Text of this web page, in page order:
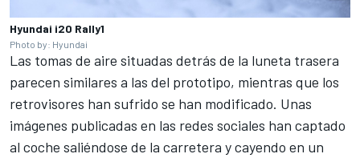
Hyundai i20 Rally1
Photo by: Hyundai
Las tomas de aire situadas detrás de la luneta trasera
parecen similares a las del prototipo, mientras que los
retrovisores han sufrido se han modificado. Unas
imágenes publicadas en las redes sociales han captado
al coche saliéndose de la carretera y cayendo en un